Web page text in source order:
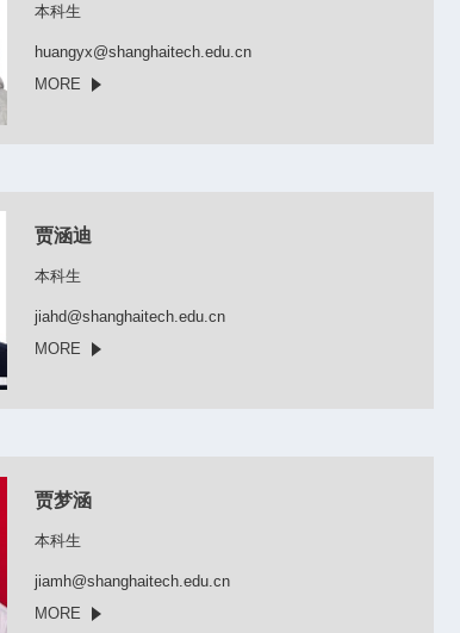
本科生
huangyx@shanghaitech.edu.cn
MORE
贾涵迪
本科生
jiahd@shanghaitech.edu.cn
MORE
贾梦涵
本科生
jiamh@shanghaitech.edu.cn
MORE